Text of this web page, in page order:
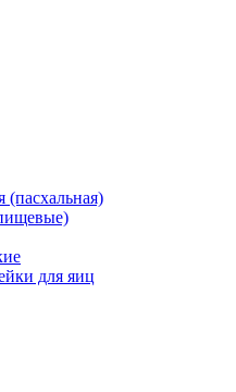
(пасхальная)
для яиц